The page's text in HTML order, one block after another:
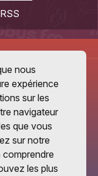
RSS
nous
expérience
sur les
navigateur
que vous
sur notre
comprendre
les plus